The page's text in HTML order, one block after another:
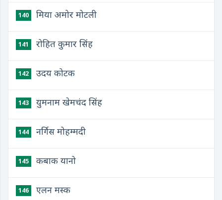
140 मिया अमोर मोटली
141 रोहित कुमार सिंह
142 उदय कोटक
143 युमनाम खेमचंद सिंह
144 नर्गिस मोहम्मदी
145 कबाक यानो
146 एलन मस्क